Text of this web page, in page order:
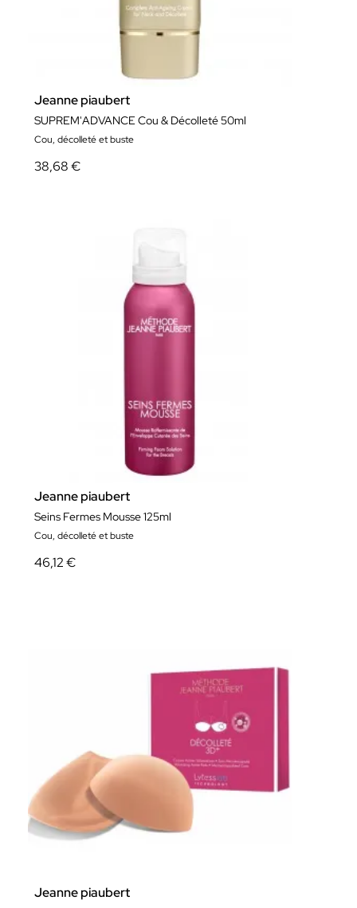
Jeanne piaubert
SUPREM'ADVANCE Cou & Décolleté 50ml
Cou, décolleté et buste
38,68 €
Jeanne piaubert
Seins Fermes Mousse 125ml
Cou, décolleté et buste
46,12 €
Jeanne piaubert